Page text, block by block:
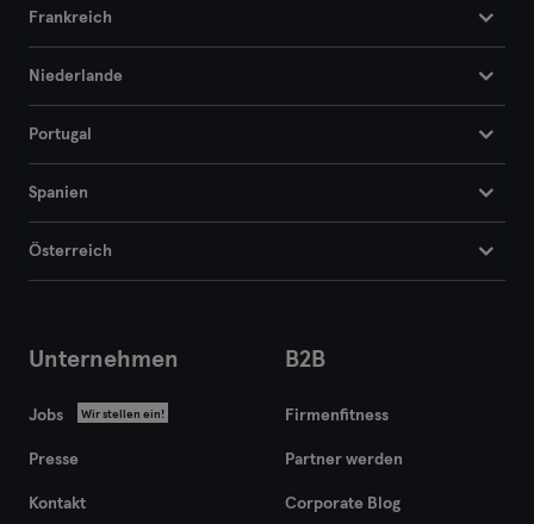
Tours
Frankreich
Niederlande
Portugal
Spanien
Österreich
Unternehmen
Jobs Wir stellen ein!
Presse
Kontakt
B2B
Firmenfitness
Partner werden
Corporate Blog